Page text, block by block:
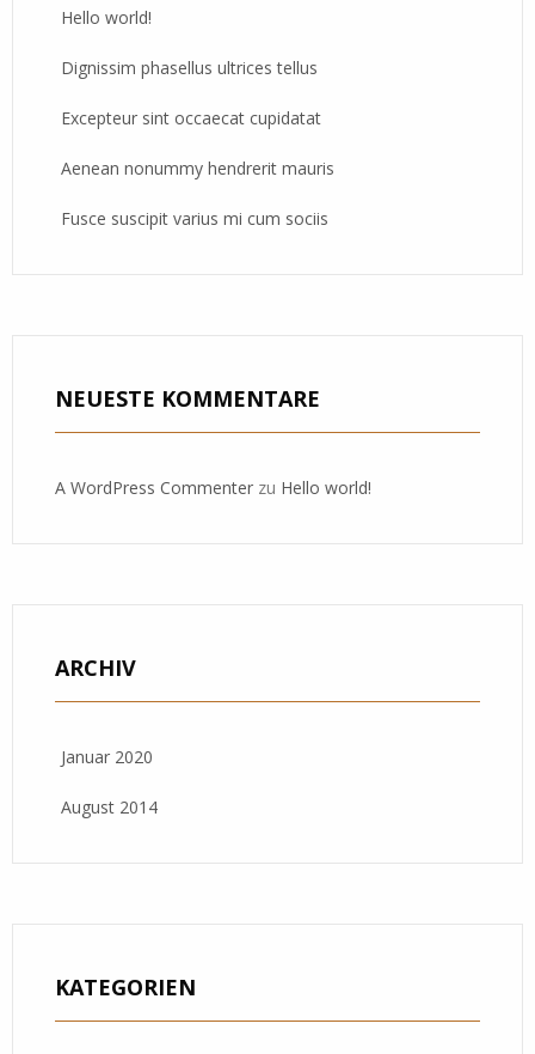
Hello world!
Dignissim phasellus ultrices tellus
Excepteur sint occaecat cupidatat
Aenean nonummy hendrerit mauris
Fusce suscipit varius mi cum sociis
NEUESTE KOMMENTARE
A WordPress Commenter zu Hello world!
ARCHIV
Januar 2020
August 2014
KATEGORIEN